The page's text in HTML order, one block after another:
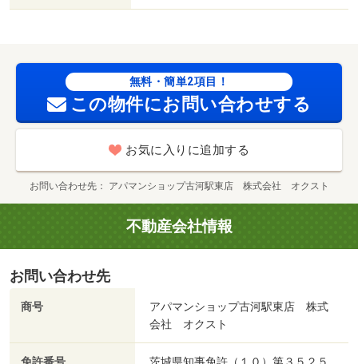
無料・簡単2項目！
この物件にお問い合わせする
お気に入りに追加する
お問い合わせ先 アパマンショップ古河駅東店 株式会社 オクスト
不動産会社情報
お問い合わせ先
商号
アパマンショップ古河駅東店 株式
会社 オクスト